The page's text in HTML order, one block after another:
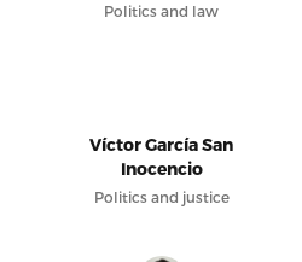
Politics and law
Víctor García San
Inocencio
Politics and justice